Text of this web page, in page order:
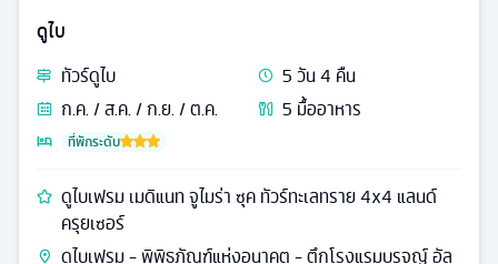
ดูไบ
ทัวร์ดูไบ 5วัน4 คืน
ก.ค. / ส.ค. / ก.ย. / ต.ค.
5 มื้ออาหาร
ที่พักระดับ
ดูไบเฟรม เมดิแนท จูไมร่า ซุค ทัวร์ทะเลทราย 4x4 แลนด์
ครุยเซอร์
ดูไบเฟรม - พิพิธภัณฑ์แห่งอนาคต - ตึกโรงแรมบุรจญ์ อัล